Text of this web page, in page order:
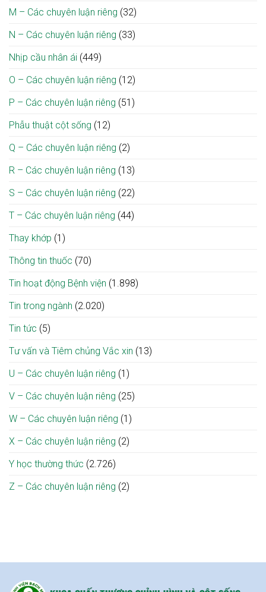
M – Các chuyên luận riêng (32)
N – Các chuyên luận riêng (33)
Nhịp cầu nhân ái (449)
O – Các chuyên luận riêng (12)
P – Các chuyên luận riêng (51)
Phẫu thuật cột sống (12)
Q – Các chuyên luận riêng (2)
R – Các chuyên luận riêng (13)
S – Các chuyên luận riêng (22)
T – Các chuyên luận riêng (44)
Thay khớp (1)
Thông tin thuốc (70)
Tin hoạt động Bệnh viện (1.898)
Tin trong ngành (2.020)
Tin tức (5)
Tư vấn và Tiêm chủng Vắc xin (13)
U – Các chuyên luận riêng (1)
V – Các chuyên luận riêng (25)
W – Các chuyên luận riêng (1)
X – Các chuyên luận riêng (2)
Y học thường thức (2.726)
Z – Các chuyên luận riêng (2)